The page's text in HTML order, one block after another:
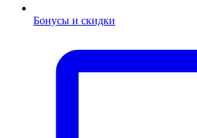
Бонусы и скидки